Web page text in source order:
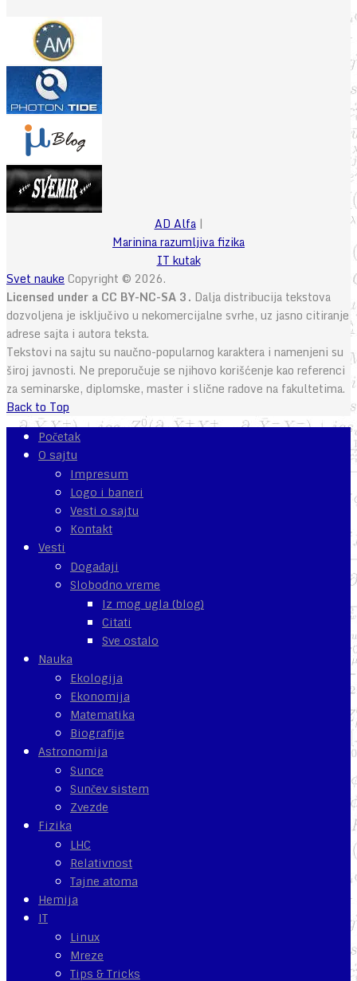
AD Alfa|
Marinina razumljiva fizika
IT kutak
Svet nauke Copyright © 2026.
Licensed under a CC BY-NC-SA 3. Dalja distribucija tekstova
dozvoljena je isključivo u nekomercijalne svrhe, uz jasno citiranje
adrese sajta i autora teksta.
Tekstovi na sajtu su naučno-popularnog karaktera i namenjeni su
široj javnosti. Ne preporučuje se njihovo korišćenje kao referenci
za seminarske, diplomske, master i slične radove na fakultetima.
Back to Top
Početak
O sajtu
Impresum
Logo i baneri
Vesti o sajtu
Kontakt
Vesti
Događaji
Slobodno vreme
Iz mog ugla (blog)
Citati
Sve ostalo
Nauka
Ekologija
Ekonomija
Matematika
Biografije
Astronomija
Sunce
Sunčev sistem
Zvezde
Fizika
LHC
Relativnost
Tajne atoma
Hemija
IT
Linux
Mreze
Tips & Tricks